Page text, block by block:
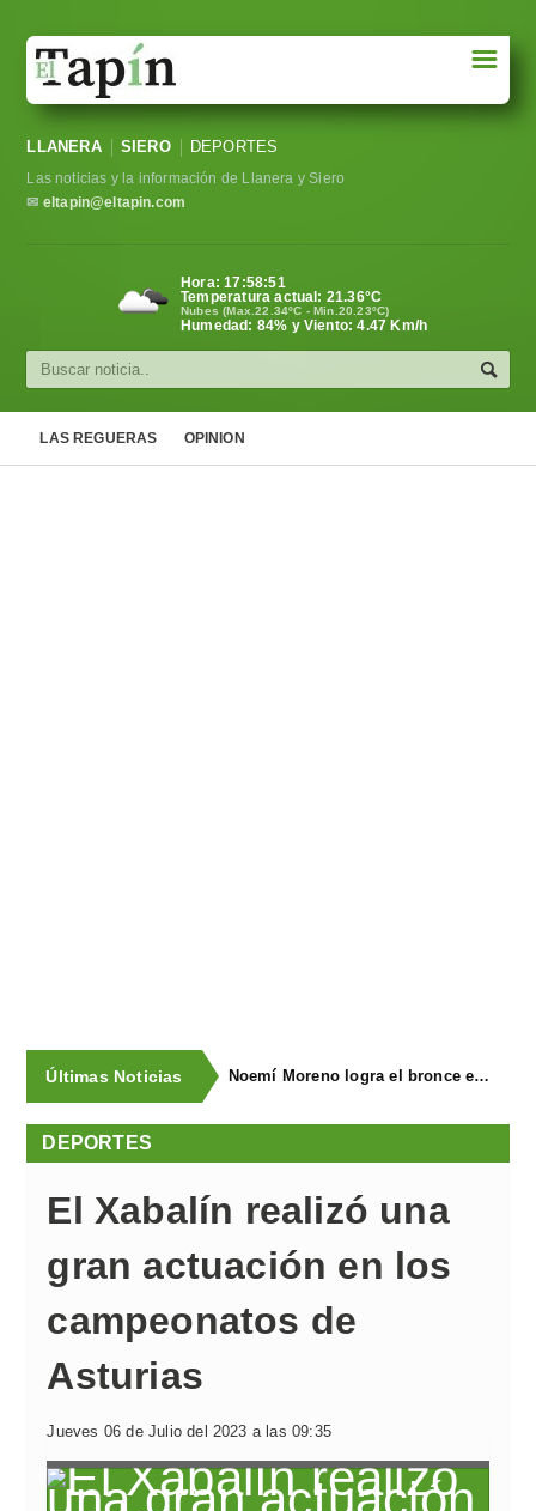
Sociedad
Política
Cultura
☰
LLANERA SIERO DEPORTES
Las noticias y la información de Llanera y Siero
✉ eltapin@eltapin.com
Hora:17:58:52
Temperatura actual: 21.36°C
Nubes (Max.22.34ºC - Min.20.23ºC)
Humedad: 84% y Viento: 4.47 Km/h
LAS REGUERAS OPINION
Últimas Noticias Noemí Moreno logra el bronce en el XXX Biatlón Ciudad de Gijón
DEPORTES
El Xabalín realizó una
gran actuación en los
campeonatos de
Asturias
Jueves 06 de Julio del 2023 a las 09:35